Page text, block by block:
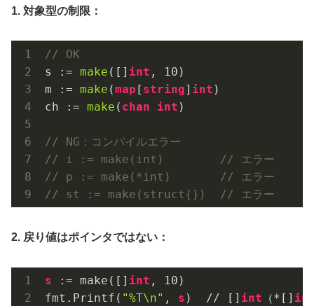
1. 対象型の制限：
// OK
s := make ([] int , 10 )
m := make (map [ string] int )
ch := make ( chan int )
// NG：コンパイルエラー
// i := make(int)        // エラー
// p := make(*int)       // エラー
// st := make(struct{})  // エラー
2. 戻り値はポインタではない：
s := make([] int , 10 )
fmt.Printf( "%T\n" , s )  // [] int （*[]